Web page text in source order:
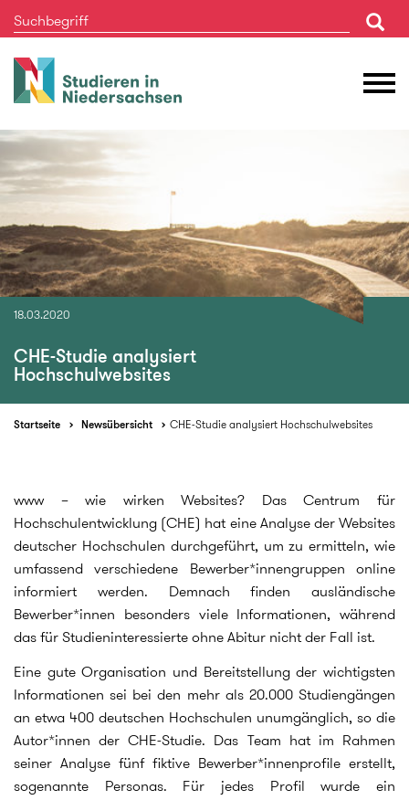
Studieren
in
18.03.2020
CHE-Studie analysiert
Hochschulwebsites
Startseite Newsübersicht CHE-Studie analysiert Hochschulwebsites
www – wie wirken Websites? Das Centrum für
Hochschulentwicklung (CHE) hat eine Analyse der Websites
deutscher Hochschulen durchgeführt, um zu ermitteln, wie
umfassend verschiedene Bewerber*innengruppen online
informiert werden. Demnach finden ausländische
Bewerber*innen besonders viele Informationen, während
das für Studieninteressierte ohne Abitur nicht der Fall ist.
Eine gute Organisation und Bereitstellung der wichtigsten
Informationen sei bei den mehr als 20.000 Studiengängen
an etwa 400 deutschen Hochschulen unumgänglich, so die
Autor*innen der CHE-Studie. Das Team hat im Rahmen
seiner Analyse fünf fiktive Bewerber*innenprofile erstellt,
sogenannte Personas. Für jedes Profil wurde ein